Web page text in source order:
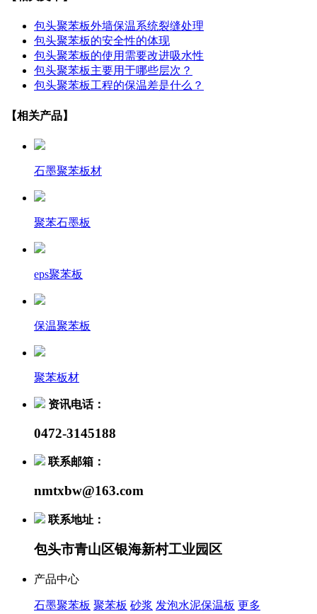
包头聚苯板外墙保温系统裂缝处理
包头聚苯板的安全性的体现
包头聚苯板的使用需要改进吸水性
包头聚苯板主要用于哪些层次？
包头聚苯板工程的保温差是什么？
【相关产品】
石墨聚苯板材
聚苯石墨板
eps聚苯板
保温聚苯板
聚苯板材
资讯电话：
0472-3145188
联系邮箱：
nmtxbw@163.com
联系地址：
包头市青山区银海新村工业园区
产品中心
石墨聚苯板 聚苯板 砂浆 发泡水泥保温板 更多